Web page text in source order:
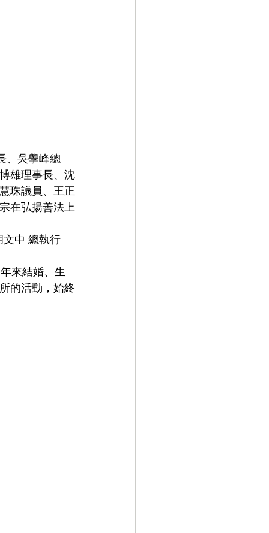
雄理事長、沈
珠議員、王正
在弘揚善法上
的活動，始終